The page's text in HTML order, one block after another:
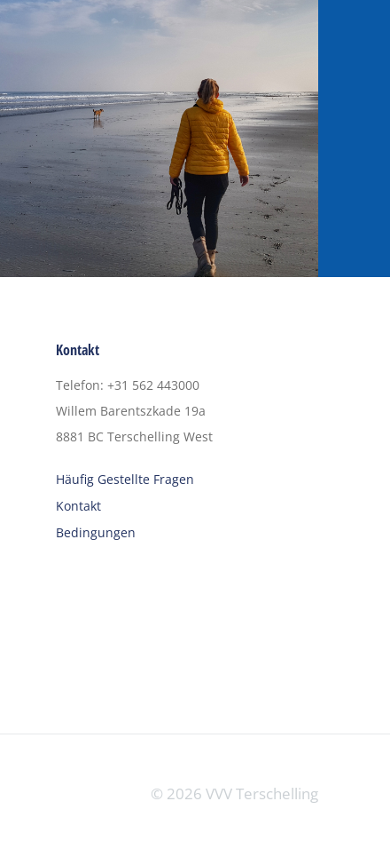
Kontakt
Telefon: +31 562 443000
Willem Barentszkade 19a
8881 BC Terschelling West
Häufig Gestellte Fragen
Kontakt
Bedingungen
© 2026 VVV Terschelling